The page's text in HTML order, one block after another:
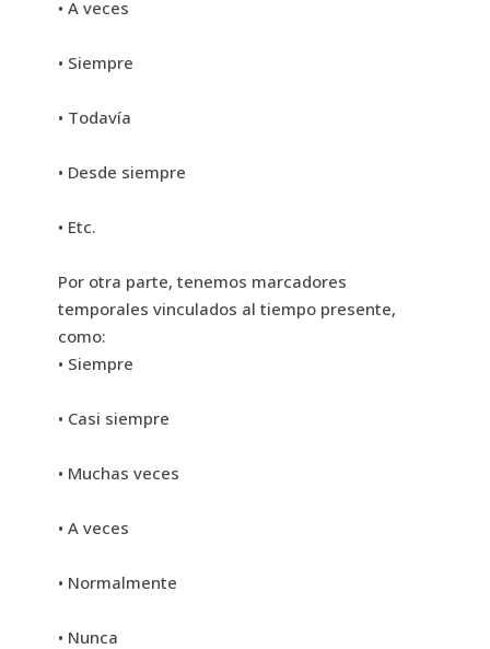
• A veces
• Siempre
• Todavía
• Desde siempre
• Etc.
Por otra parte, tenemos marcadores
temporales vinculados al tiempo presente,
como:
• Siempre
• Casi siempre
• Muchas veces
• A veces
• Normalmente
• Nunca